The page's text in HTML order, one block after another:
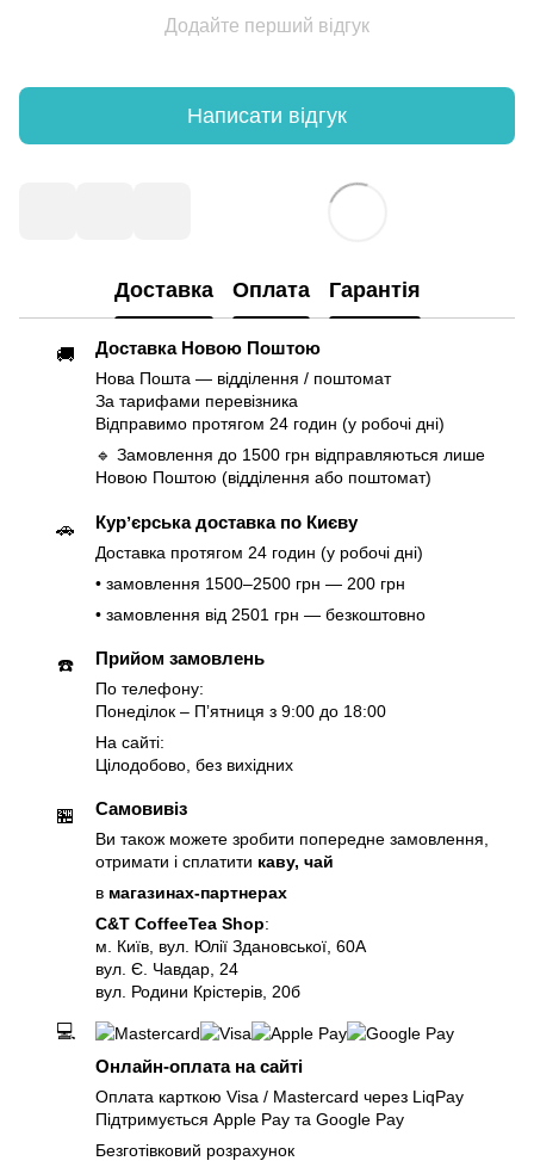
Додайте перший відгук
Написати відгук
Доставка Оплата Гарантія
🚚 Доставка Новою Поштою
Нова Пошта — відділення / поштомат
За тарифами перевізника
Відправимо протягом 24 годин (у робочі дні)
🔹 Замовлення до 1500 грн відправляються лише
Новою Поштою (відділення або поштомат)
🚗 Курʼєрська доставка по Києву
Доставка протягом 24 годин (у робочі дні)
• замовлення 1500–2500 грн — 200 грн
• замовлення від 2501 грн — безкоштовно
☎️ Прийом замовлень
По телефону:
Понеділок – Пʼятниця з 9:00 до 18:00
На сайті:
Цілодобово, без вихідних
🏪 Самовивіз
Ви також можете зробити попередне замовлення,
отримати і сплатити каву, чай
в магазинах-партнерах
C&T CoffeeTea Shop:
м. Київ, вул. Юлії Здановської, 60А
вул. Є. Чавдар, 24
вул. Родини Крістерів, 20б
💻
Онлайн-оплата на сайті
Оплата карткою Visa / Mastercard через LiqPay
Підтримується Apple Pay та Google Pay
Безготівковий розрахунок